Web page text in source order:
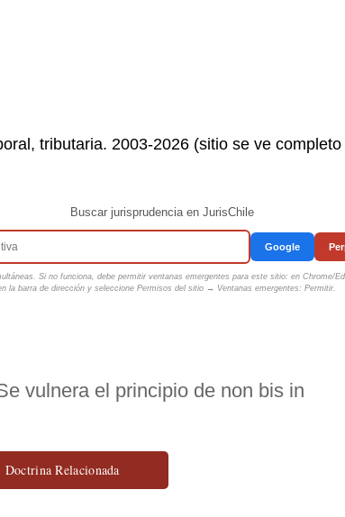
tributaria. 2003-2026 (sitio se ve
Buscar jurisprudencia en JurisChile
Google
Si no funciona, debe permitir ventanas emergentes para este sitio: en Chrome/
la barra de dirección y seleccione Permisos del sitio → Ventanas emergentes: Permitir.
vulnera el principio de non bis in
Doctrina Relacionada